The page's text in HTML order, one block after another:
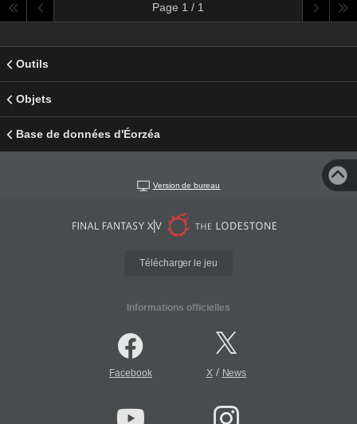
Page 1 / 1
Outils
Objets
Base de données d'Éorzéa
Version de bureau
Télécharger le jeu
Informations officielles
Facebook X/ News